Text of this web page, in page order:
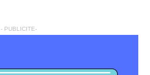
- PUBLICITE-